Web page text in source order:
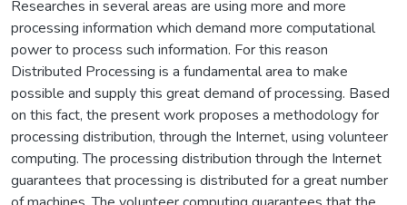
Researches in several areas are using more and more
processing information which demand more computational
power to process such information. For this reason
Distributed Processing is a fundamental area to make
possible and supply this great demand of processing. Based
on this fact, the present work proposes a methodology for
processing distribution, through the Internet, using volunteer
computing. The processing distribution through the Internet
guarantees that processing is distributed for a great number